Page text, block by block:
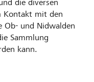
die diversen
Kontakt mit den
Ob- und Nidwalden
Sammlung
kann.